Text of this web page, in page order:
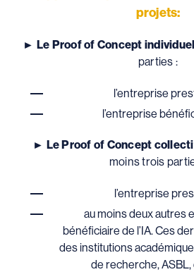
projets:
► Le Proof of Concept individuel
parties :
l’entreprise
l’entreprise
► Le Proof of Concept
moins trois
l’entreprise
au moins deux autres
bénéficiaire de l’IA. Ces
des institutions
de recherche,